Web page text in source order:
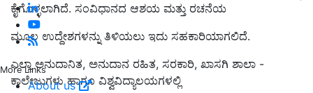
More Links
About us
ಕೈಗೊಳ್ಳಲಾಗಿದೆ. ಸಂವಿಧಾನದ ಆಶಯ ಮತ್ತು ರಚನೆಯ
ಮೂಲ ಉದ್ದೇಶಗಳನ್ನು ತಿಳಿಯಲು ಇದು ಸಹಕಾರಿಯಾಗಲಿದೆ.
ಎಲ್ಲಾ ಅನುದಾನಿತ, ಅನುದಾನ ರಹಿತ, ಸರಕಾರಿ, ಖಾಸಗಿ ಶಾಲಾ -
ಕಾಲೇಜುಗಳು ಹಾಗೂ ವಿಶ್ವವಿದ್ಯಾಲಯಗಳಲ್ಲಿ